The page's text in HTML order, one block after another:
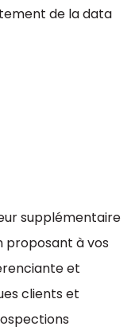
de la data
supplémentaire
proposant à vos
et
clients et